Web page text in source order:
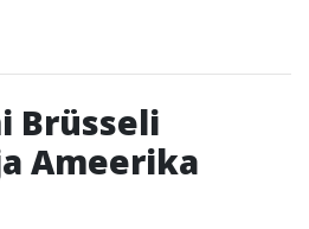
Brüsseli
Ameerika